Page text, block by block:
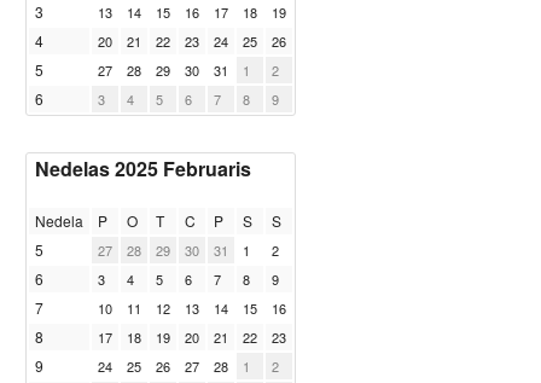
3 13 14 15 16 17 18 19
4 20 21 22 23 24 25 26
5 27 28 29 30 31 1 2
6 3 4 5 6 7 8 9
Nedelas 2025 Februaris
Nedela P O T C P S
S
5
27 28 29 30 31 1 2
6 3 4 5 6 7 8 9
7 10 11 12 13 14 15 16
8 17 18 19 20 21 22 23
9 24 25 26 27 28 1 2